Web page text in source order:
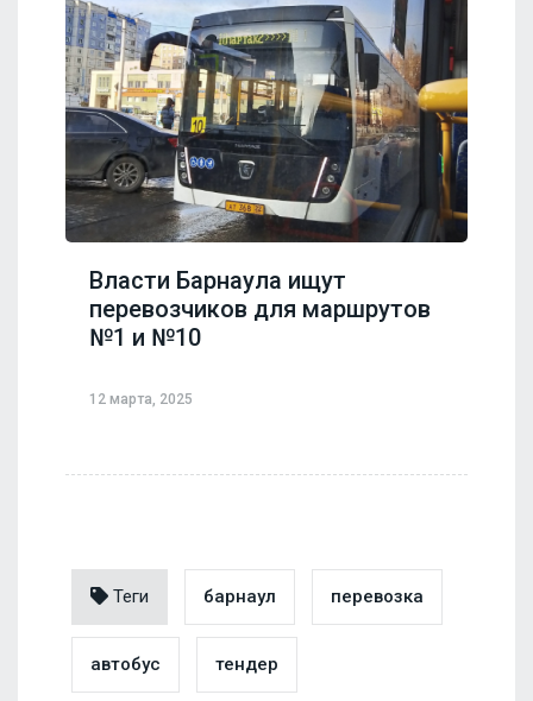
Власти Барнаула ищут
перевозчиков для маршрутов
№1 и №10
12 марта, 2025
Теги барнаул перевозка
автобус тендер